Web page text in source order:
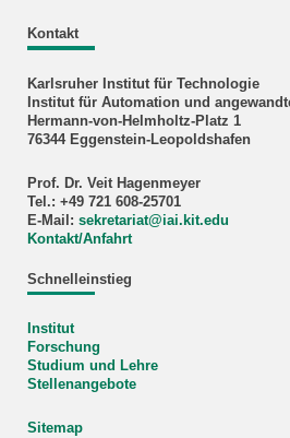
Kontakt
Karlsruher Institut für Technologie
Institut für Automation und
Hermann-von-Helmholtz-Platz 1
76344 Eggenstein-Leopoldshafen
Prof. Dr. Veit Hagenmeyer
Tel.: +49 721 608-25701
E-Mail: sekretariat@iai.kit.edu
Kontakt/Anfahrt
Schnelleinstieg
Institut
Forschung
Studium und Lehre
Stellenangebote
Sitemap